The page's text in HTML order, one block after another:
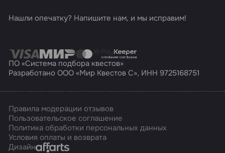
Нашли опечатку? Напишите нам, и мы исправим!
ПО «Система подбора квестов»
Разработано ООО «Мир Квестов С», ИНН 9725168751
Правила модерации отзывов
Пользовательское соглашение
Политика обработки персональных данных
Условия оплаты и возврата
ДизайнAffarts